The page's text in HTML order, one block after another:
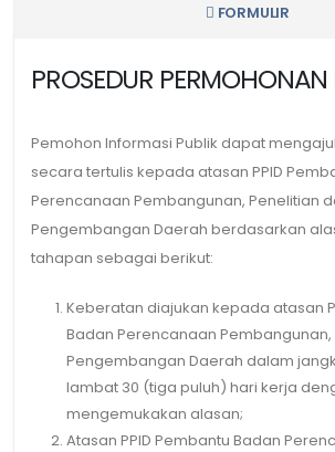
FORMULIR
PROSEDUR PERMOHONAN
Pemohon Informasi Publik dapat
secara tertulis kepada atasan PPID
Perencanaan Pembangunan, Penelitian
Pengembangan Daerah berdasarkan
tahapan sebagai berikut:
Keberatan diajukan kepada atasan
Badan Perencanaan
Pengembangan Daerah dalam
lambat 30 (tiga puluh) hari kerja
mengemukakan alasan;
Atasan PPID Pembantu Badan